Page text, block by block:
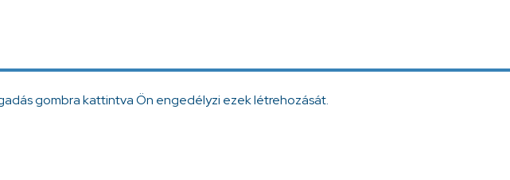
gombra kattintva Ön engedélyzi ezek létrehozását.